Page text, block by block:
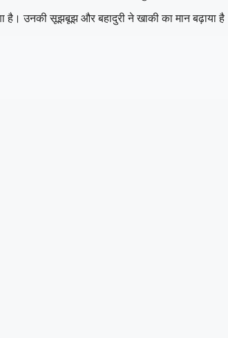
है। उनकी सूझबूझ और बहादुरी ने खाकी का मान बढ़ाया